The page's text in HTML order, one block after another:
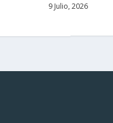
9 Julio, 2026